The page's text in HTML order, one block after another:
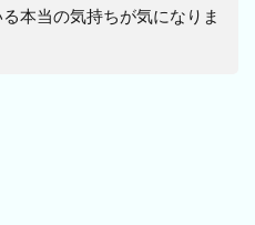
本当の気持ちが気になりま